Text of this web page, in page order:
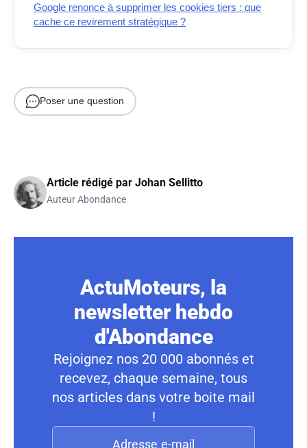
Google renonce à supprimer les cookies tiers : que
cache ce revirement stratégique ?
Poser une question
Article rédigé par Johan Sellitto
Auteur Abondance
ActuMoteurs, la
newsletter hebdo
d'Abondance
Rejoignez nos 20 000 abonnés et
recevez, chaque semaine, tous
nos articles dans votre boite mail
!